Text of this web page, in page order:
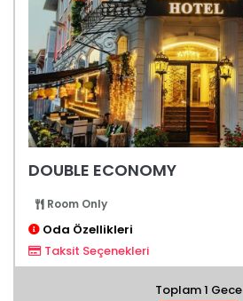
DOUBLE ECONOMY
Room Only
Oda Özellikleri
Taksit Seçenekleri
Toplam 1 Gece